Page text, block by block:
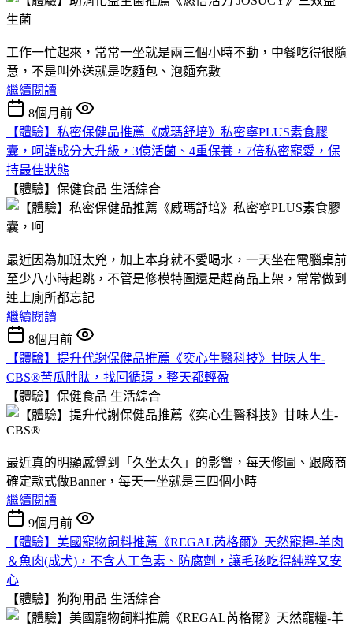
工作一忙起來，常常一坐就是兩三個小時不動，中餐吃得很隨
意，不是叫外送就是吃麵包、泡麵充數
繼續閱讀
8個月前
【體驗】私密保健品推薦《威瑪舒培》私密寧PLUS素食膠
囊，呵護成分大升級，3億活菌、4重保養，7倍私密寵愛，保
持最佳狀態
【體驗】保健食品 生活綜合
最近因為加班太兇，加上本身就不愛喝水，一天坐在電腦桌前
至少八小時起跳，不管是修模特圖還是趕商品上架，常常做到
連上廁所都忘記
繼續閱讀
8個月前
【體驗】提升代謝保健品推薦《奕心生醫科技》甘味人生-
CBS®苦瓜胜肽，找回循環，整天都輕盈
【體驗】保健食品 生活綜合
最近真的明顯感覺到「久坐太久」的影響，每天修圖、跟廠商
確定款式做Banner，每天一坐就是三四個小時
繼續閱讀
9個月前
【體驗】美國寵物飼料推薦《REGAL芮格爾》天然寵糧-羊肉
＆魚肉(成犬)，不含人工色素、防腐劑，讓毛孩吃得純粹又安
心
【體驗】狗狗用品 生活綜合